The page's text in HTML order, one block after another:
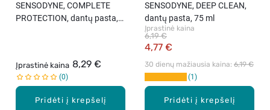
Pridėti į krepšelį
SENSODYNE, COMPLETE
PROTECTION, dantų pasta,
Įprastinė kaina 8,29 €
0
Pridėti į krepšelį
SENSODYNE, DEEP CLEAN,
dantų pasta, 75 ml
Įprastinė kaina
4,77 €
6,19 €
30 dienų mažiausia kaina: 6,19 €
1